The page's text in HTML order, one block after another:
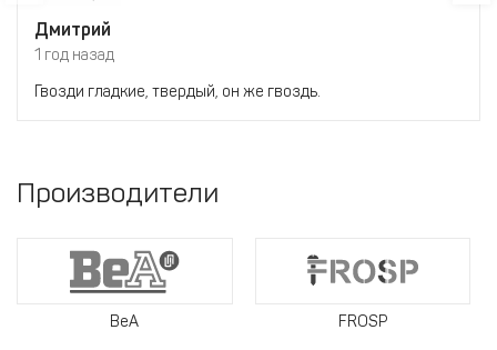
Дмитрий
1 год назад
Гвозди гладкие, твердый, он же гвоздь.
Производители
BeA FROSP